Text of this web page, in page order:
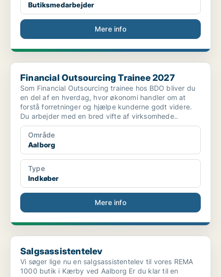
Butiksmedarbejder
Mere info
Financial Outsourcing Trainee 2027
Financial Outsourcing Trainee 2027
Som Financial Outsourcing trainee hos BDO bliver du
en del af en hverdag, hvor økonomi handler om at
forstå forretninger og hjælpe kunderne godt videre.
Du arbejder med en bred vifte af virksomhede..
Område
Aalborg
Type
Indkøber
Mere info
Salgsassistentelev
Salgsassistentelev
Vi søger lige nu en salgsassistentelev til vores REMA
1000 butik i Kærby ved Aalborg Er du klar til en